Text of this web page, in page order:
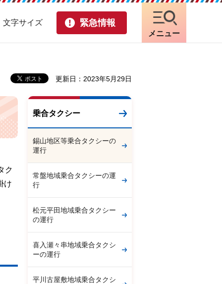
文字サイズ 緊急情報
メニュー
更新日：2023年5月29日
ク
け
乗合タクシー
錫山地区等乗合タクシーの
運行
常盤地域乗合タクシーの運
行
松元平田地域乗合タクシー
の運行
喜入瀬々串地域乗合タクシ
ーの運行
平川古屋敷地域乗合タクシ